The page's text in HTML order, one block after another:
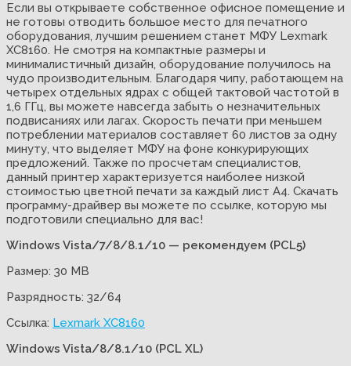
Если вы открываете собственное офисное помещение и
не готовы отводить большое место для печатного
оборудования, лучшим решением станет МФУ Lexmark
XC8160. Не смотря на компактные размеры и
минималистичный дизайн, оборудование получилось на
чудо производительным. Благодаря чипу, работающем на
четырех отдельных ядрах с общей тактовой частотой в
1,6 ГГц, вы можете навсегда забыть о незначительных
подвисаниях или лагах. Скорость печати при меньшем
потреблении материалов составляет 60 листов за одну
минуту, что выделяет МФУ на фоне конкурирующих
предложений. Также по просчетам специалистов,
данный принтер характеризуется наиболее низкой
стоимостью цветной печати за каждый лист А4. Скачать
программу-драйвер вы можете по ссылке, которую мы
подготовили специально для вас!
Windows Vista/7/8/8.1/10 — рекомендуем (PCL5)
Размер: 30 MB
Разрядность: 32/64
Ссылка: Lexmark XC8160
Windows Vista/8/8.1/10 (PCL XL)